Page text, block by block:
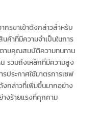
กรขาเข้าดังกล่าวสำหรับ
ค้าที่มีความจำเป็นในการ
ามคุณสมบัติความทนทาน
รวมถึงเหล็กที่มีความสูง
ประกาศใช้มาตรการเซฟ
งกล่าวที่เพิ่มขึ้นมากอย่าง
างร้ายแรงที่คุกคาม